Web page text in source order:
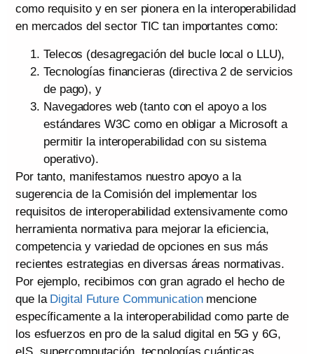
como requisito y en ser pionera en la interoperabilidad
en mercados del sector TIC tan importantes como:
Telecos (desagregación del bucle local o LLU),
Tecnologías financieras (directiva 2 de servicios
de pago), y
Navegadores web (tanto con el apoyo a los
estándares W3C como en obligar a Microsoft a
permitir la interoperabilidad con su sistema
operativo).
Por tanto, manifestamos nuestro apoyo a la
sugerencia de la Comisión del implementar los
requisitos de interoperabilidad extensivamente como
herramienta normativa para mejorar la eficiencia,
competencia y variedad de opciones en sus más
recientes estrategias en diversas áreas normativas.
Por ejemplo, recibimos con gran agrado el hecho de
que la Digital Future Communicationmencione
específicamente a la interoperabilidad como parte de
los esfuerzos en pro de la salud digital en 5G y 6G,
eIS, supercomputación, tecnologías cuánticas,